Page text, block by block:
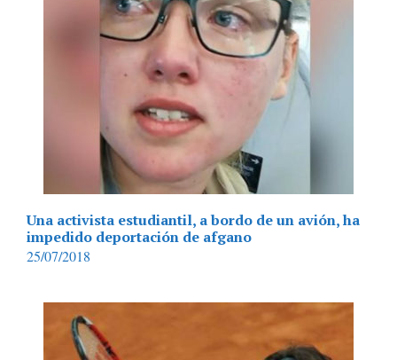
Una activista estudiantil, a bordo de un avión, ha
impedido deportación de afgano
25/07/2018